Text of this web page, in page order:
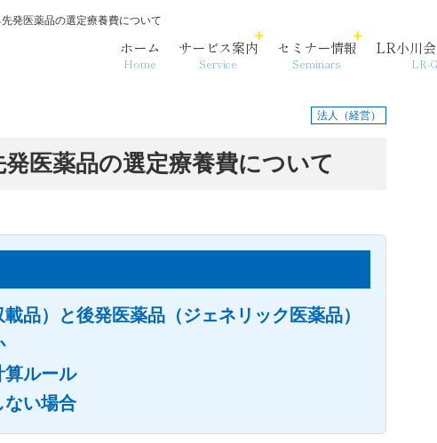
ホーム
Home
サービス案内
Service
経
セミナー情報
Seminars
LR小川
LR-
発医薬品の選定療養費について
法人（経営）
医薬品の選定療養費について
品）と後発医薬品（ジェネリック医薬品）
ルール
い場合